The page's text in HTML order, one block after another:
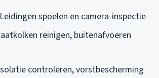
spoelen en camera-inspectie
reinigen, buitenafvoeren
controleren, vorstbescherming